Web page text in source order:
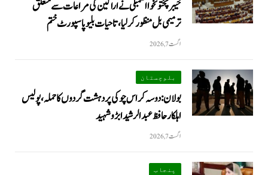
خیبرپختونخوا اسمبلی نے اراکین کی مراعات سے متعلق
ترمیمی بل منظور کر لیا، تاحیات بلیو پاسپورٹ ختم
اگست 7, 2026
بلوچستان
بولان: دوسہ کراس چوکی پر دہشت گردوں کا حملہ، پولیس
اہلکار حافظ عبدالرشید ابڑو شہید
اگست 7, 2026
پنجاب